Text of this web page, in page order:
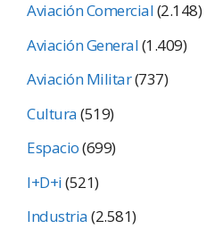
Aviación Comercial(2.148)
Aviación General(1.409)
Aviación Militar(737)
Cultura(519)
Espacio(699)
I+D+i(521)
Industria(2.581)